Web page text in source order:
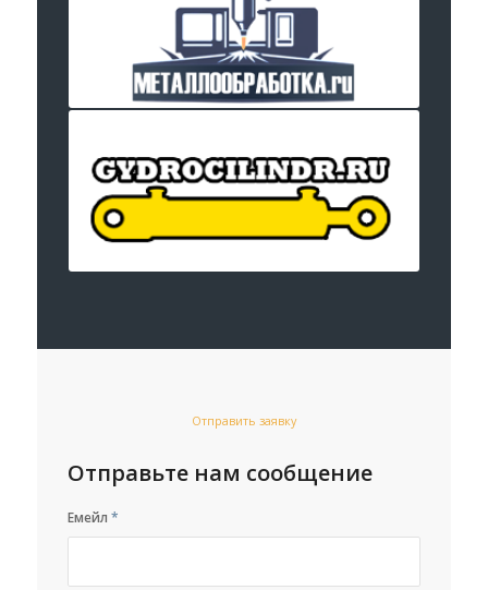
Отправить заявку
Отправьте нам сообщение
Емейл*